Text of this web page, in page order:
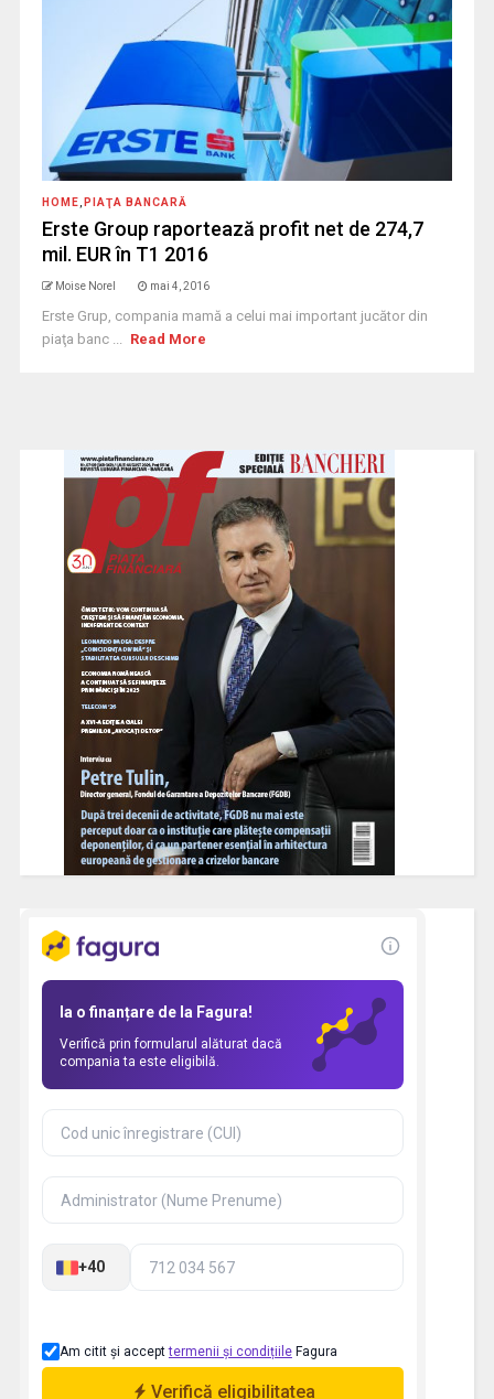
HOME PIAŢA BANCARĂ
Erste Group raportează profit net de 274,7
mil. EUR în T1 2016
Moise Norel mai 4, 2016
Erste Grup, compania mamă a celui mai important jucător din
piaţa banc ... Read More